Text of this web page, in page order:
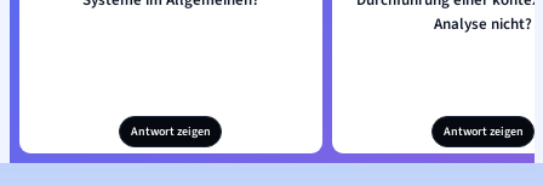
Antwort zeigen
Analyse nicht?
Antwort zeigen